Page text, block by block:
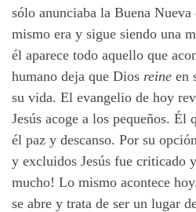
sólo anunciaba la Buena
mismo era y sigue siendo una
él aparece todo aquello que
humano deja que Dios reine en
su vida. El evangelio de hoy
Jesús acoge a los pequeños. Él
él paz y descanso. Por su
y excluidos Jesús fue criticado
mucho! Lo mismo acontece
se abre y trata de ser un lugar